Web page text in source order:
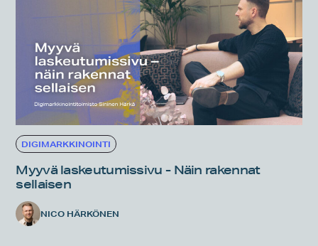
DIGIMARKKINOINTI
Myyvä laskeutumissivu - Näin rakennat
sellaisen
NICO HÄRKÖNEN